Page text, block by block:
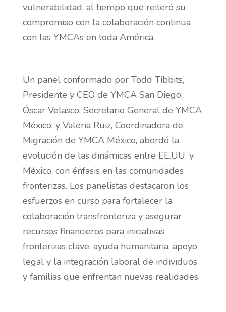
vulnerabilidad, al tiempo que reiteró su
compromiso con la colaboración continua
con las YMCAs en toda América.
Un panel conformado por Todd Tibbits,
Presidente y CEO de YMCA San Diego;
Óscar Velasco, Secretario General de YMCA
México; y Valeria Ruiz, Coordinadora de
Migración de YMCA México, abordó la
evolución de las dinámicas entre EE.UU. y
México, con énfasis en las comunidades
fronterizas. Los panelistas destacaron los
esfuerzos en curso para fortalecer la
colaboración transfronteriza y asegurar
recursos financieros para iniciativas
fronterizas clave, ayuda humanitaria, apoyo
legal y la integración laboral de individuos
y familias que enfrentan nuevas realidades.